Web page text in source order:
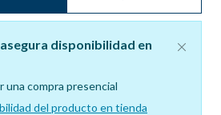
disponibilidad en
una compra presencial
del producto en tienda